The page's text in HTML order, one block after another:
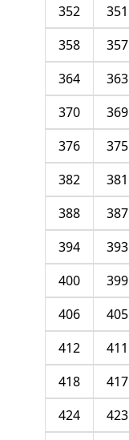
351
352
357
358
363
364
369
370
375
376
381
382
387
388
393
394
399
400
405
406
411
412
417
418
423
424